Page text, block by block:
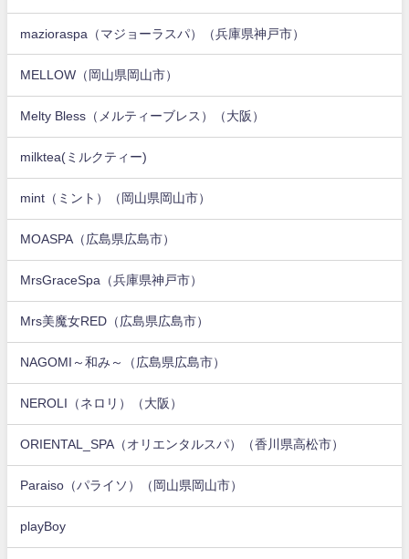
mazioraspa（マジョーラスパ）（兵庫県神戸市）
MELLOW（岡山県岡山市）
Melty Bless（メルティーブレス）（大阪）
milktea(ミルクティー)
mint（ミント）（岡山県岡山市）
MOASPA（広島県広島市）
MrsGraceSpa（兵庫県神戸市）
Mrs美魔女RED（広島県広島市）
NAGOMI～和み～（広島県広島市）
NEROLI（ネロリ）（大阪）
ORIENTAL_SPA（オリエンタルスパ）（香川県高松市）
Paraiso（パライソ）（岡山県岡山市）
playBoy